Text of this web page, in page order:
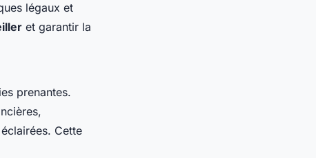
légaux et
et garantir la
prenantes.
Cette